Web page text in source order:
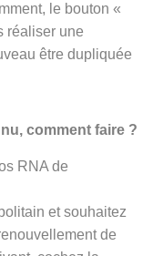
le bouton «
réaliser une
être dupliquée
comment faire ?
RNA de
et souhaitez
de